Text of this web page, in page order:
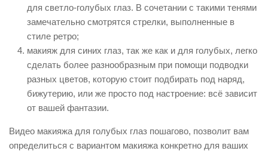
для светло-голубых глаз. В сочетании с такими тенями
замечательно смотрятся стрелки, выполненные в
стиле ретро;
макияж для синих глаз, так же как и для голубых, легко
сделать более разнообразным при помощи подводки
разных цветов, которую стоит подбирать под наряд,
бижутерию, или же просто под настроение: всё зависит
от вашей фантазии.
Видео макияжа для голубых глаз пошагово, позволит вам
определиться с вариантом макияжа конкретно для ваших